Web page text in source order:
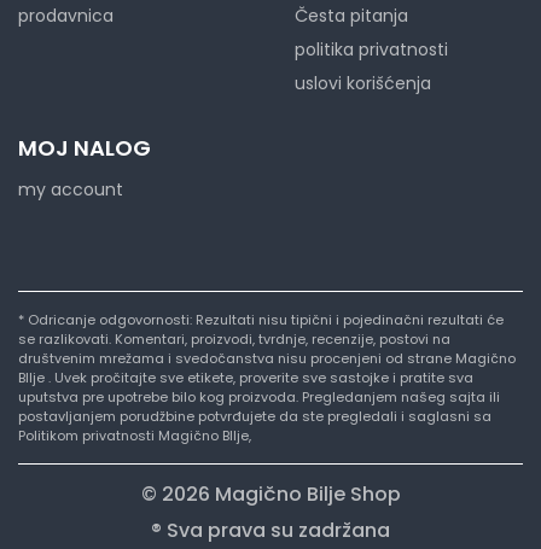
prodavnica
Česta pitanja
politika privatnosti
uslovi korišćenja
MOJ NALOG
my account
* Odricanje odgovornosti: Rezultati nisu tipični i pojedinačni rezultati će
se razlikovati. Komentari, proizvodi, tvrdnje, recenzije, postovi na
društvenim mrežama i svedočanstva nisu procenjeni od strane Magično
BIlje . Uvek pročitajte sve etikete, proverite sve sastojke i pratite sva
uputstva pre upotrebe bilo kog proizvoda. Pregledanjem našeg sajta ili
postavljanjem porudžbine potvrđujete da ste pregledali i saglasni sa
Politikom privatnosti Magično BIlje,
© 2026 Magično Bilje Shop
® Sva prava su zadržana